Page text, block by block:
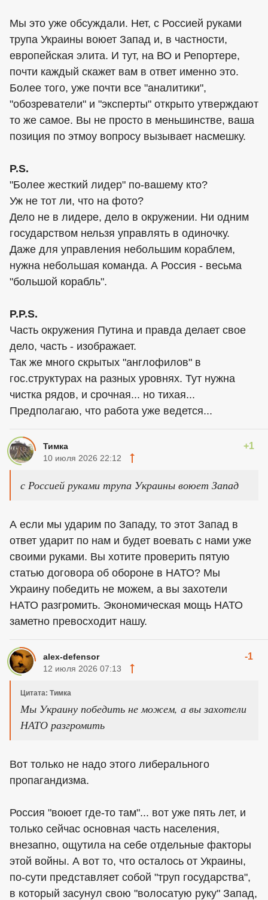
Мы это уже обсуждали. Нет, с Россией руками
трупа Украины воюет Запад и, в частности,
европейская элита. И тут, на ВО и Репортере,
почти каждый скажет вам в ответ именно это.
Более того, уже почти все "аналитики",
"обозреватели" и "эксперты" открыто утверждают
то же самое. Вы не просто в меньшинстве, ваша
позиция по этмоу вопросу вызывает насмешку.
P.S.
"Более жесткий лидер" по-вашему кто?
Уж не тот ли, что на фото?
Дело не в лидере, дело в окружении. Ни одним
государством нельзя управлять в одиночку.
Даже для управления небольшим кораблем,
нужна небольшая команда. А Россия - весьма
"большой корабль".
P.P.S.
Часть окружения Путина и правда делает свое
дело, часть - изображает.
Так же много скрытых "англофилов" в
гос.структурах на разных уровнях. Тут нужна
чистка рядов, и срочная... но тихая...
Предполагаю, что работа уже ведется...
Тимка +1
10 июля 2026 22:12
с Россией руками трупа Украины воюет Запад
А если мы ударим по Западу, то этот Запад в
ответ ударит по нам и будет воевать с нами уже
своими руками. Вы хотите проверить пятую
статью договора об обороне в НАТО? Мы
Украину победить не можем, а вы захотели
НАТО разгромить. Экономическая мощь НАТО
заметно превосходит нашу.
alex-defensor -1
12 июля 2026 07:13
Цитата: Тимка
Мы Украину победить не можем, а вы захотели
НАТО разгромить
Вот только не надо этого либерального
пропагандизма.
Россия "воюет где-то там"... вот уже пять лет, и
только сейчас основная часть населения,
внезапно, ощутила на себе отдельные факторы
этой войны. А вот то, что осталось от Украины,
по-сути представляет собой "труп государства",
в который засунул свою "волосатую руку" Запад,